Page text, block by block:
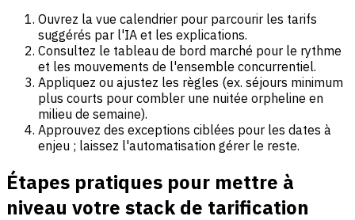
Ouvrez la vue calendrier pour parcourir les tarifs
suggérés par l'IA et les explications.
Consultez le tableau de bord marché pour le rythme
et les mouvements de l'ensemble concurrentiel.
Appliquez ou ajustez les règles (ex. séjours minimum
plus courts pour combler une nuitée orpheline en
milieu de semaine).
Approuvez des exceptions ciblées pour les dates à
enjeu ; laissez l'automatisation gérer le reste.
Étapes pratiques pour mettre à
niveau votre stack de tarification